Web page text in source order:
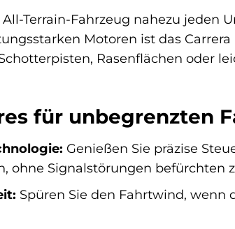
Terrain-Fahrzeug nahezu jeden
Motoren ist das Carrera
Rasenflächen oder
für unbegrenzten
Genießen Sie präzise
ohne Signalstörungen befürchten
Spüren Sie den Fahrtwind,